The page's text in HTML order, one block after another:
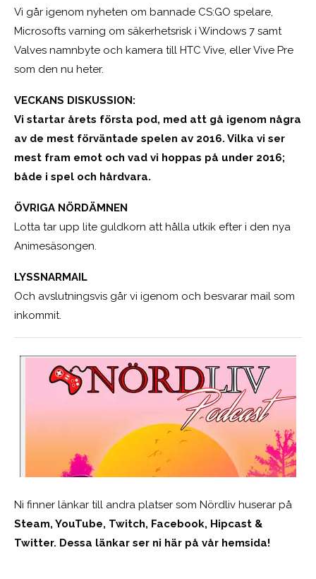
Vi går igenom nyheten om bannade CS:GO spelare,
Microsofts varning om säkerhetsrisk i Windows 7 samt
Valves namnbyte och kamera till HTC Vive, eller Vive Pre
som den nu heter.
VECKANS DISKUSSION:
Vi startar årets första pod, med att gå igenom några
av de mest förväntade spelen av 2016. Vilka vi ser
mest fram emot och vad vi hoppas på under 2016;
både i spel och hårdvara.
ÖVRIGA NÖRDÄMNEN
Lotta tar upp lite guldkorn att hålla utkik efter i den nya
Animesäsongen.
LYSSNARMAIL
Och avslutningsvis går vi igenom och besvarar mail som
inkommit.
Ni finner länkar till andra platser som Nördliv huserar på
Steam, YouTube, Twitch, Facebook, Hipcast &
Twitter. Dessa länkar ser ni här på vår hemsida!